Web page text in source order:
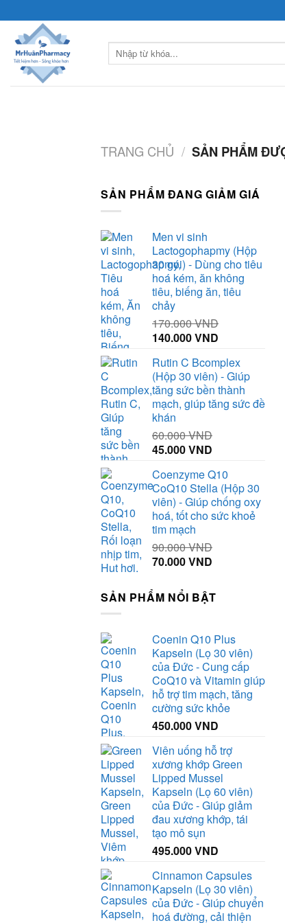
to
content
Tìm
kiếm:
TRANG CHỦ / SẢN PHẨM
SẢN PHẨM ĐANG GIẢM GIÁ
Men vi sinh
Lactogophapmy (Hộp
30 gói) - Dùng cho tiêu
hoá kém, ăn không
tiêu, biếng ăn, tiêu
chảy
170.000VND
Giá
là:
170.000 VND.
140.000VND
tại
là:
140.000 VND.
Rutin C Bcomplex
(Hộp 30 viên) - Giúp
tăng sức bền thành
mạch, giúp tăng sức đề
khán
60.000VND
Giá
là:
60.000 VND.
45.000VND
tại
là:
45.000 VND.
Coenzyme Q10
CoQ10 Stella (Hộp 30
viên) - Giúp chống oxy
hoá, tốt cho sức khoẻ
tim mạch
90.000VND
Giá
là:
90.000 VND.
70.000VND
là:
SẢN PHẨM NỔI BẬT
Coenin Q10 Plus
Kapseln (Lọ 30 viên)
của Đức - Cung cấp
CoQ10 và Vitamin giúp
hỗ trợ tim mạch, tăng
cường sức khỏe
450.000VND
Viên uống hỗ trợ
xương khớp Green
Lipped Mussel
Kapseln (Lọ 60 viên)
của Đức - Giúp giảm
đau xương khớp, tái
tạo mô sụn
495.000VND
Cinnamon Capsules
Kapseln (Lọ 30 viên)
của Đức - Giúp chuyển
hoá đường, cải thiện